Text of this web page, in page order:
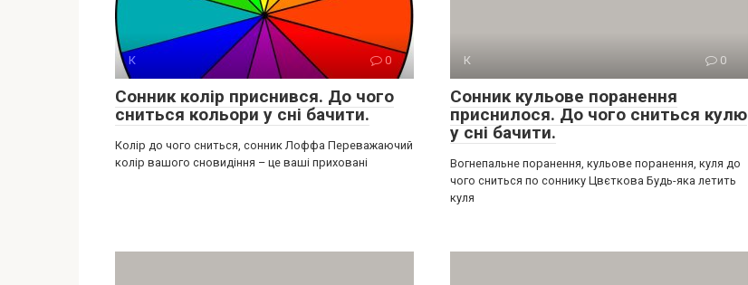
К 0
Сонник колір приснився. До чого
сниться кольори у сні бачити.
Колір до чого сниться, сонник Лоффа Переважаючий
колір вашого сновидіння – це ваші приховані
К 0
Сонник кульове поранення
приснилося. До чого сниться кулю
у сні бачити.
Вогнепальне поранення, кульове поранення, куля до
чого сниться по соннику Цвєткова Будь-яка летить
куля